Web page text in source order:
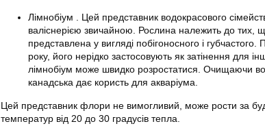
Лімнобіум . Цей представник водокрасового
валіснерією звичайною. Рослина належить до тих,
представлена у вигляді побігоносного і
року, його нерідко застосовують як затінення для
лімнобіум може швидко розростатися. Очищаючи
канадська дає користь для акваріума.
Цей представник флори не вимогливий, може рости за
температур від 20 до 30 градусів тепла.